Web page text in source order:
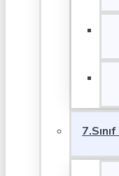
7.Sınıf